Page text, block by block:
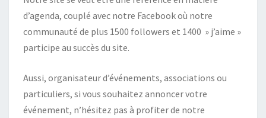
d’agenda, couplé avec notre Facebook où notre
communauté de plus 1500 followers et 1400 » j’aime »
participe au succès du site.
Aussi, organisateur d’événements, associations ou
particuliers, si vous souhaitez annoncer votre
événement, n’hésitez pas à profiter de notre